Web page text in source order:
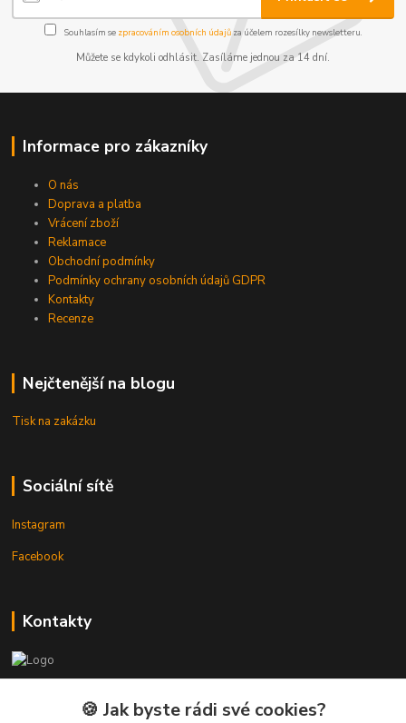
Souhlasím se zpracováním osobních údajůza účelem rozesílky newsletteru.
Můžete se kdykoli odhlásit. Zasíláme jednou za 14 dní.
Informace pro zákazníky
O nás
Doprava a platba
Vrácení zboží
Reklamace
Obchodní podmínky
Podmínky ochrany osobních údajů GDPR
Kontakty
Recenze
Nejčtenější na blogu
Tisk na zakázku
Sociální sítě
Instagram
Facebook
Kontakty
🍪 Jak byste rádi své cookies?